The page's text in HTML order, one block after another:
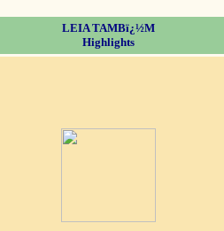
LEIA TAMBï¿½M
Highlights